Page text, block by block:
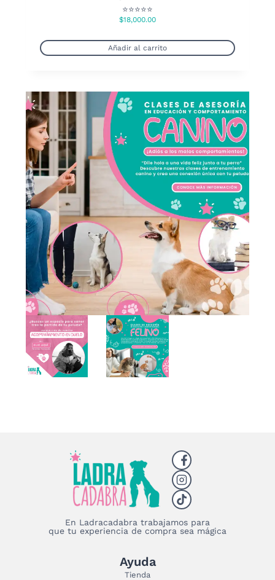
⭐⭐⭐⭐⭐
$18,000.00
Añadir al carrito
En Ladracadabra trabajamos para
que tu experiencia de compra sea mágica
Ayuda
Tienda